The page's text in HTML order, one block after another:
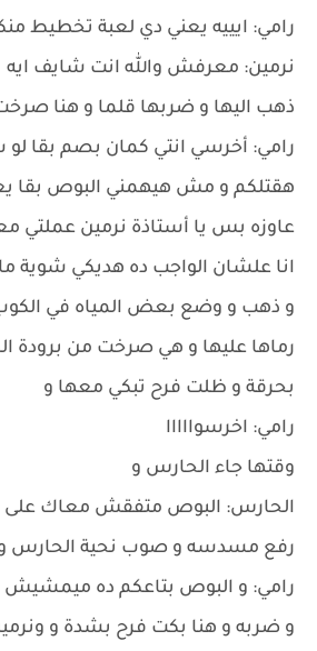
رامي: ايييه يعني دي لعبة تخطيط
نرمين: معرفش والله انت شايف ايه
ذهب اليها و ضربها قلما و هنا
رامي: أخرسي انتي كمان بصم بقا
هقتلكم و مش هيهمني البوص بقا
عاوزه بس يا أستاذة نرمين عملتي
انا علشان الواجب ده هديكي شوية
و ذهب و وضع بعض المياه في
رماها عليها و هي صرخت من برودة
بحرقة و ظلت فرح تبكي معها و
رامي: اخرسوااااا
وقتها جاء الحارس و
الحارس: البوص متفقش معاك على
رفع مسدسه و صوب نحية الحارس
رامي: و البوص بتاعكم ده ميمشيش
و ضربه و هنا بكت فرح بشدة و